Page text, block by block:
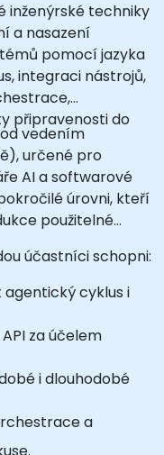
inženýrské techniky
a nasazení
pomocí jazyka
integraci nástrojů,
připravenosti do
vedením
určené pro
AI a softwarové
úrovni, kteří
použitelné
účastníci schopni:
cyklus i
za účelem
i dlouhodobé
a